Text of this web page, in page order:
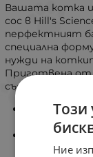
Вашата котка
сос в Hill's
перфектният
специална
нужди на
Приготвена от
съставки.
Таурин за
здрави
Този
Ние